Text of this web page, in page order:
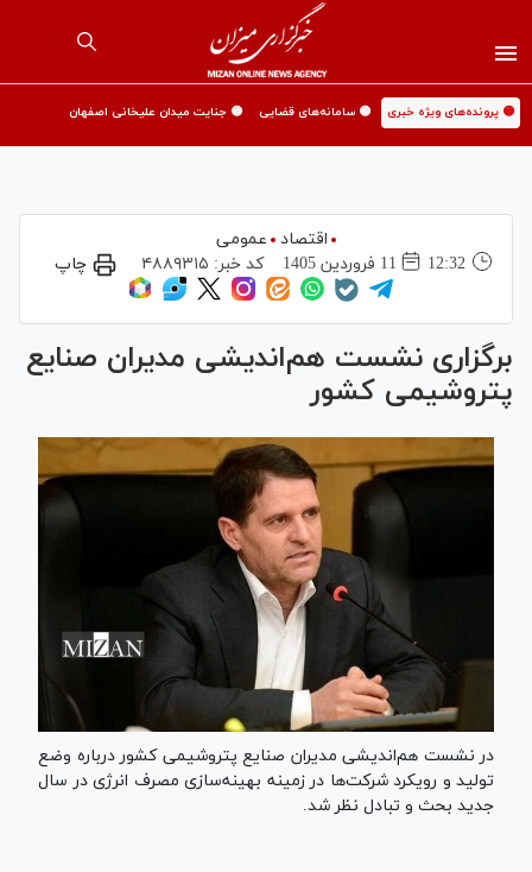
🟡 پرونده‌های ویژه خبری 🟡 سامانه‌های قضایی 🟡 جنایت میدان علیخانی اصفهان
اقتصاد
عمومی
12:32
11 فروردين 1405 کد خبر: ۴۸۸۹۳۱۵ چاپ
برگزاری نشست هم‌اندیشی مدیران صنایع
پتروشیمی کشور
در نشست هم‌اندیشی مدیران صنایع پتروشیمی کشور درباره وضع
تولید و رویکرد شرکت‌ها در زمینه بهینه‌سازی مصرف انرژی در سال
جدید بحث و تبادل نظر شد.